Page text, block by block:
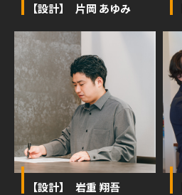
【設計】 片岡 あゆみ
【設計】 岩重 翔吾